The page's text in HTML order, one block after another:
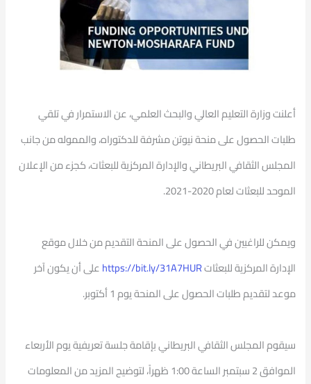
أعلنت وزارة التعليم العالي والبحث العلمي، عن الاستمرار في تلقي
طلبات الحصول على منحة نيوتن مشرفة للدكتوراه، والمموله من جانب
المجلس الثقافي البريطاني والإدارة المركزية للبعثات، كجزء من الإعلان
الموحد للبعثات لعام 2020-2021.
ويمكن للراغبين في الحصول على المنحة التقديم من خلال موقع
الإدارة المركزية للبعثاتhttps://bit.ly/31A7HURعلى أن يكون آخر
موعد لتقديم طلبات الحصول على المنحة يوم 1 أكتوبر.
سيقوم المجلس الثقافي البريطاني بإقامة جلسة تعريفية يوم الأربعاء
الموافق 2 سبتمبر الساعة 1:00 ظهراً، لتوضيح المزيد من المعلومات